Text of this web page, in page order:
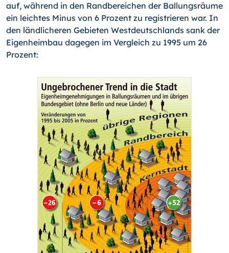
auf, während in den Randbereichen der Ballungsräume
ein leichtes Minus von 6 Prozent zu registrieren war. In
den ländlicheren Gebieten Westdeutschlands sank der
Eigenheimbau dagegen im Vergleich zu 1995 um 26
Prozent: